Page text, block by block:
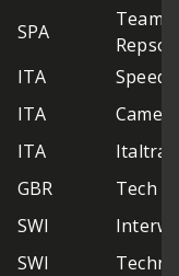
SPA
Team
Repsol
ITA
Speed
ITA
Came
ITA
GBR
Tech 3
SWI
SWI